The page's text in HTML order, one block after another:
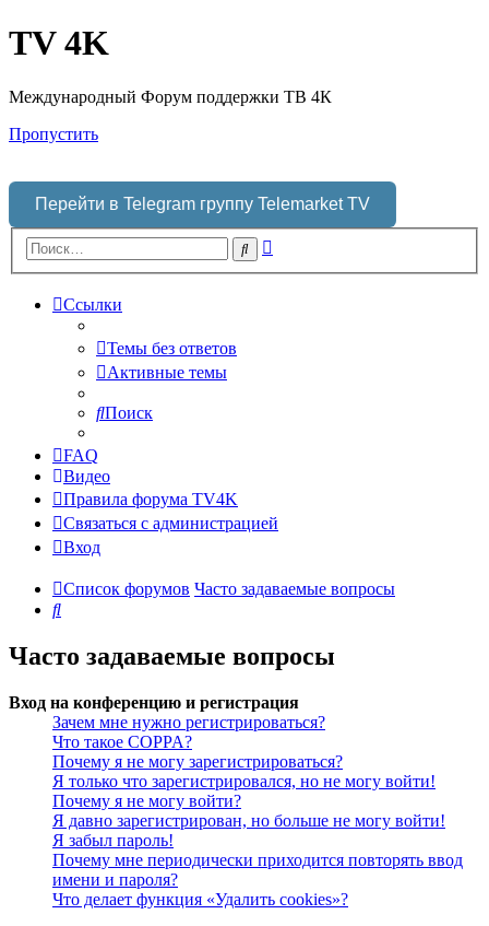
TV 4K
Международный Форум поддержки ТВ 4К
Пропустить
Перейти в Telegram группу Telemarket TV
Поиск
Ссылки
Темы без ответов
Активные темы
Поиск
FAQ
Видео
Правила форума TV4K
Связаться с администрацией
Вход
Список форумов Часто задаваемые вопросы
Поиск
Часто задаваемые вопросы
Вход на конференцию и регистрация
Зачем мне нужно регистрироваться?
Что такое COPPA?
Почему я не могу зарегистрироваться?
Я только что зарегистрировался, но не могу войти!
Почему я не могу войти?
Я давно зарегистрирован, но больше не могу войти!
Я забыл пароль!
Почему мне периодически приходится повторять ввод
имени и пароля?
Что делает функция «Удалить cookies»?